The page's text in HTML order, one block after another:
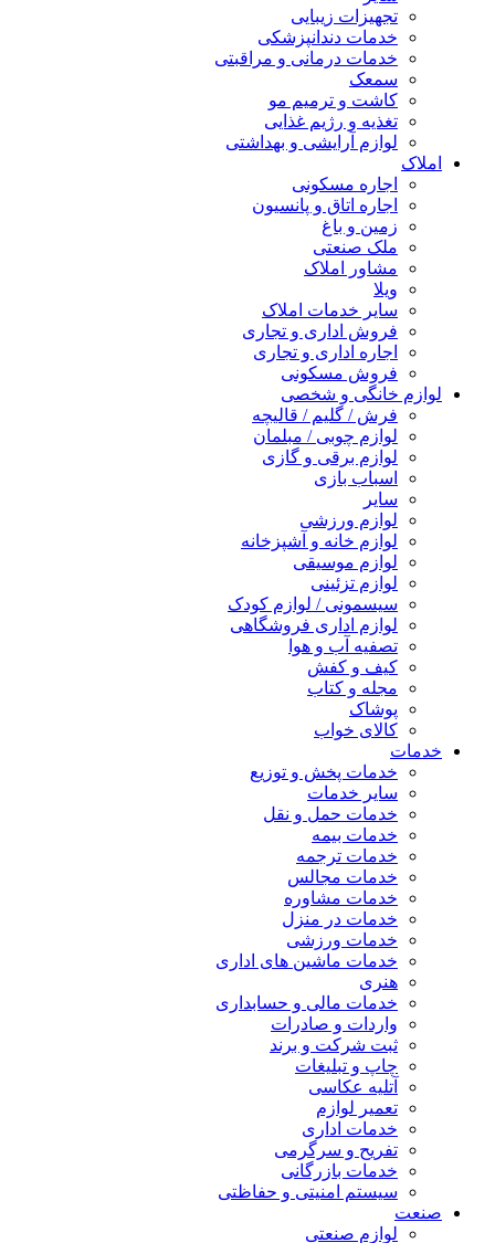
تجهیزات زیبایی
خدمات دندانپزشکی
خدمات درمانی و مراقبتی
سمعک
کاشت و ترمیم مو
تغذیه و رژیم غذایی
لوازم آرایشی و بهداشتی
املاک
اجاره مسکونی
اجاره اتاق و پانسیون
زمین و باغ
ملک صنعتی
مشاور املاک
ویلا
سایر خدمات املاک
فروش اداری و تجاری
اجاره اداری و تجاری
فروش مسکونی
لوازم خانگی و شخصی
فرش / گلیم / قالیچه
لوازم چوبی / مبلمان
لوازم برقی و گازی
اسباب بازی
سایر
لوازم ورزشی
لوازم خانه و آشپزخانه
لوازم موسیقی
لوازم تزئینی
سیسمونی / لوازم کودک
لوازم اداری فروشگاهی
تصفیه آب و هوا
کیف و کفش
مجله و کتاب
پوشاک
کالای خواب
خدمات
خدمات پخش و توزیع
سایر خدمات
خدمات حمل و نقل
خدمات بیمه
خدمات ترجمه
خدمات مجالس
خدمات مشاوره
خدمات در منزل
خدمات ورزشی
خدمات ماشین های اداری
هنری
خدمات مالی و حسابداری
واردات و صادرات
ثبت شرکت و برند
چاپ و تبلیغات
آتلیه عکاسی
تعمیر لوازم
خدمات اداری
تفریح و سرگرمی
خدمات بازرگانی
سیستم امنیتی و حفاظتی
صنعت
لوازم صنعتی